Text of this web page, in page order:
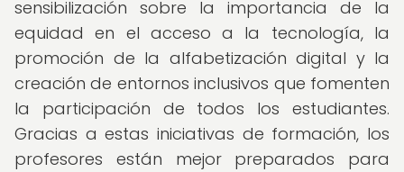
sensibilización sobre la importancia de la
equidad en el acceso a la tecnología, la
promoción de la alfabetización digital y la
creación de entornos inclusivos que fomenten
la participación de todos los estudiantes.
Gracias a estas iniciativas de formación, los
profesores están mejor preparados para